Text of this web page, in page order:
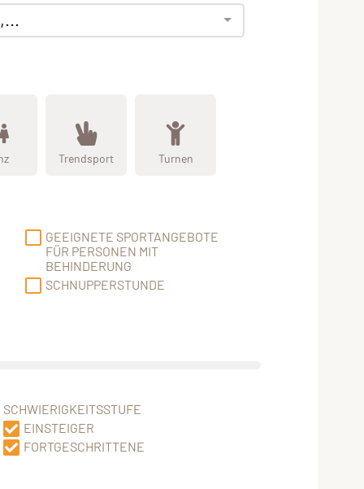
Trendsport Turnen
GEEIGNETE SPORTANGEBOTE
FÜR PERSONEN MIT
BEHINDERUNG
SCHNUPPERSTUNDE
SCHWIERIGKEITSSTUFE
EINSTEIGER
FORTGESCHRITTENE